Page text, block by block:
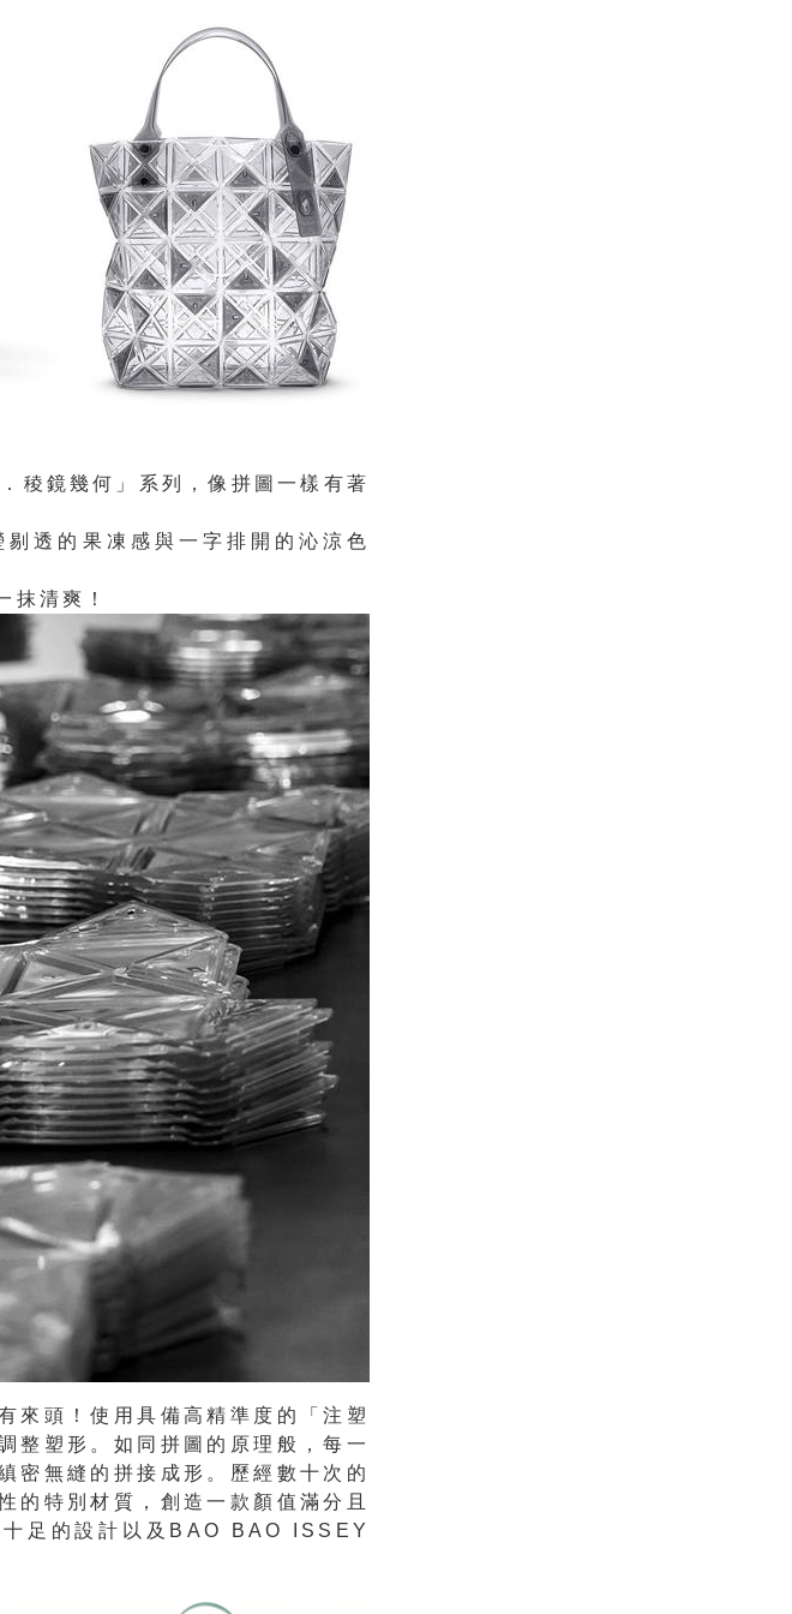
稜鏡幾何」系列，像拼圖一樣有著
透的果凍感與一字排開的沁涼色
抹清爽！
來頭！使用具備高精準度的「注塑
整塑形。如同拼圖的原理般，每一
密無縫的拼接成形。歷經數十次的
的特別材質，創造一款顏值滿分且
足的設計以及BAO BAO ISSEY